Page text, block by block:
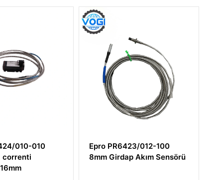
012-100
Akım Sensörü
EPRO PR9268/301-100
Elektrodinamik Hız